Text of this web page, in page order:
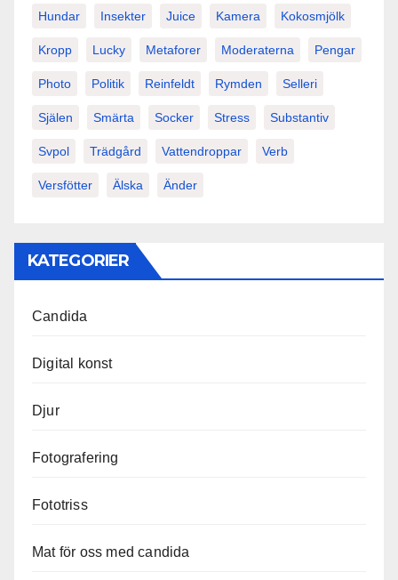
Hundar Insekter Juice Kamera Kokosmjölk
Kropp Lucky Metaforer Moderaterna Pengar
Photo Politik Reinfeldt Rymden Selleri
Själen Smärta Socker Stress Substantiv
Svpol Trädgård Vattendroppar Verb
Versfötter Älska Änder
KATEGORIER
Candida
Digital konst
Djur
Fotografering
Fototriss
Mat för oss med candida